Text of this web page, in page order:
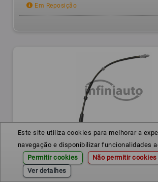
Este site utiliza cookies para melhorar a
navegação e disponibilizar funcionalidades
Permitir cookies
Não permitir cookies
Ver detalhes
Em Reposição
34306792254
TUBO TRAVAO BMW F20 F21 F30 2011-